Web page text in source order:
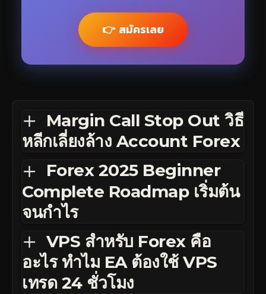
👉 สมัครเลย
Margin Call Stop Out วิธี
หลีกเลี่ยงล้าง Account Forex
Forex 2025 Beginner
Complete Roadmap เริ่มต้น
จนกำไร
VPS สำหรับ Forex คือ
อะไร ทำไม EA ต้องใช้ VPS
เทรด 24 ชั่วโมง